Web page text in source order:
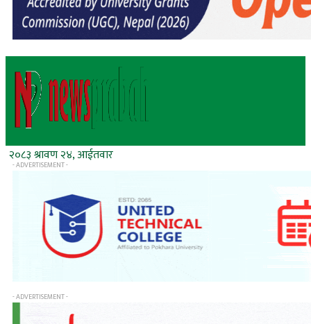
२०८३ श्रावण २४, आईतवार
- ADVERTISEMENT -
- ADVERTISEMENT -